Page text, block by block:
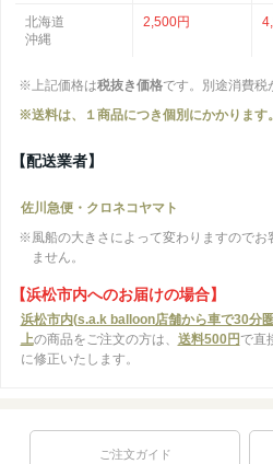
北海道
沖縄
2,500円
※上記価格は税抜き価格です。別途消費税
※送料は、１商品につき個別にかかります。
【配送業者】
佐川急便・クロネコヤマト
※風船の大きさによって変わりますのでお
ません。
【浜松市内へのお届けの場合】
浜松市内(s.a.k balloon店舗から車で30分
上の商品をご注文の方は、 送料500円で直
に修正いたします。
ご注文ガイド